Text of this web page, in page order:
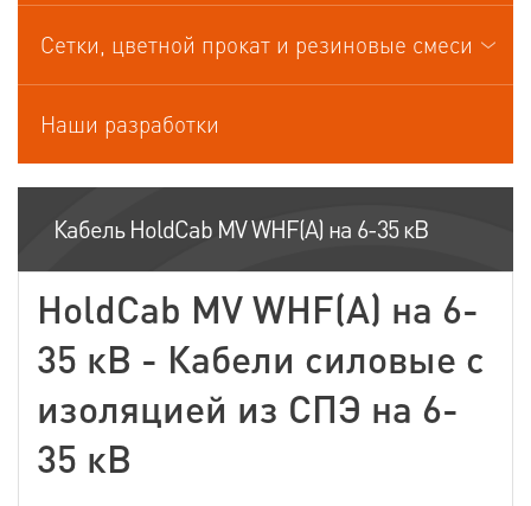
Сетки, цветной прокат и резиновые смеси
Наши разработки
Кабель HoldCab MV WHF(A) на 6-35 кВ
HoldCab MV WHF(A) на 6-
35 кВ - Кабели силовые с
изоляцией из СПЭ на 6-
35 кВ